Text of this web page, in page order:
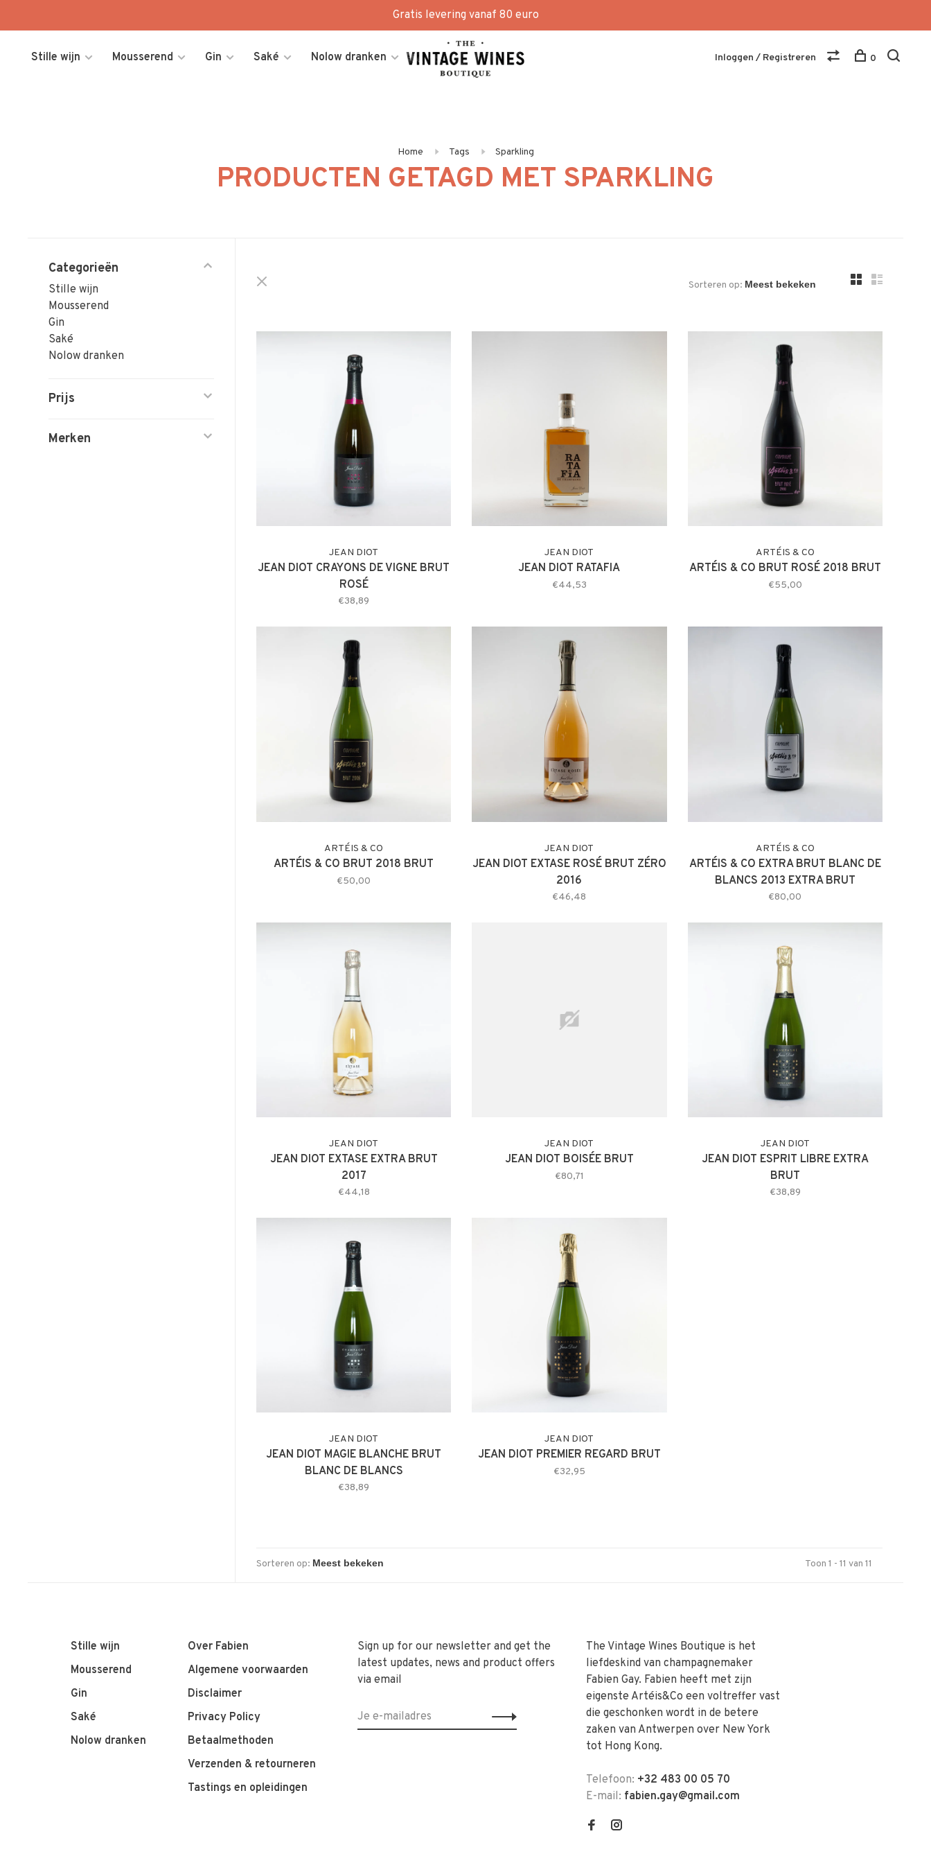
Gratis levering vanaf 80 euro
Stille wijn Mousserend Gin Saké Nolow dranken Inloggen / Registreren 0
Home Tags Sparkling
PRODUCTEN GETAGD MET SPARKLING
Categorieën
Stille wijn
Mousserend
Gin
Saké
Nolow dranken
Prijs
Merken
Sorteren op:
JEAN DIOT
JEAN DIOT CRAYONS DE VIGNE BRUT
ROSÉ
€38,89
JEAN DIOT
JEAN DIOT RATAFIA
€44,53
ARTÉIS & CO
ARTÉIS & CO BRUT ROSÉ 2018 BRUT
€55,00
ARTÉIS & CO
ARTÉIS & CO BRUT 2018 BRUT
€50,00
JEAN DIOT
JEAN DIOT EXTASE ROSÉ BRUT ZÉRO
2016
€46,48
ARTÉIS & CO
ARTÉIS & CO EXTRA BRUT BLANC DE
BLANCS 2013 EXTRA BRUT
€80,00
JEAN DIOT
JEAN DIOT EXTASE EXTRA BRUT
2017
€44,18
JEAN DIOT
JEAN DIOT BOISÉE BRUT
€80,71
JEAN DIOT
JEAN DIOT ESPRIT LIBRE EXTRA
BRUT
€38,89
JEAN DIOT
JEAN DIOT MAGIE BLANCHE BRUT
BLANC DE BLANCS
€38,89
JEAN DIOT
JEAN DIOT PREMIER REGARD BRUT
€32,95
Sorteren op: Toon 1 - 11 van 11
Stille wijn
Mousserend
Gin
Saké
Nolow dranken
Over Fabien
Algemene voorwaarden
Disclaimer
Privacy Policy
Betaalmethoden
Verzenden & retourneren
Tastings en opleidingen
Sign up for our newsletter and get the
latest updates, news and product offers
via email
The Vintage Wines Boutique is het
liefdeskind van champagnemaker
Fabien Gay. Fabien heeft met zijn
eigenste Artéis&Co een voltreffer vast
die geschonken wordt in de betere
zaken van Antwerpen over New York
tot Hong Kong.
Telefoon: +32 483 00 05 70
E-mail: fabien.gay@gmail.com